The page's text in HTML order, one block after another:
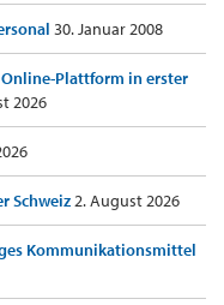
30. Januar 2008
Plattform in erster
2026
Schweiz2. August 2026
Kommunikationsmittel